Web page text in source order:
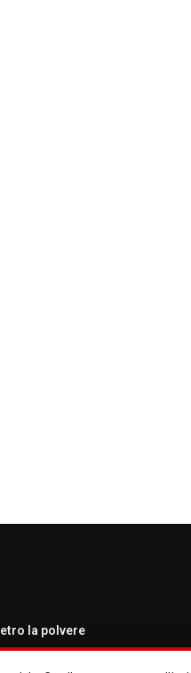
la polvere